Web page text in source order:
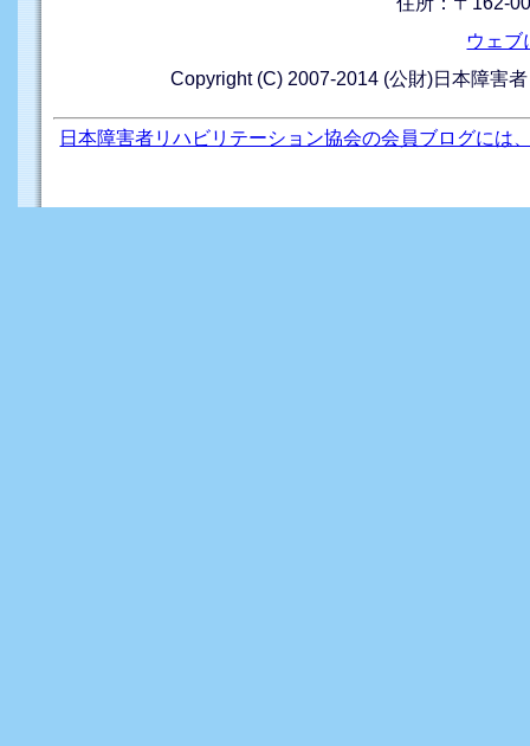
ウェブ
Copyright (C) 2007-2014 (公財)日本障害
日本障害者リハビリテーション協会の会員ブログには